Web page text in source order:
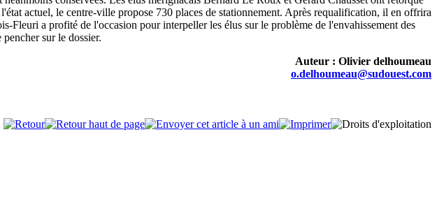
actuel, le centre-ville propose 730 places de stationnement. Après requalification, il en offrira
Fleuri a profité de l'occasion pour interpeller les élus sur le problème de l'envahissement des
sur le dossier.
Auteur : Olivier delhoumeau
o.delhoumeau@sudouest.com